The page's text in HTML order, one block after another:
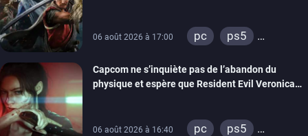
06 août 2026 à 17:00 pc
ps5
switch 2
Capcom ne s’inquiète pas de l’abandon du
physique et espère que Resident Evil Veronica
06 août 2026 à 16:40 pc
ps5